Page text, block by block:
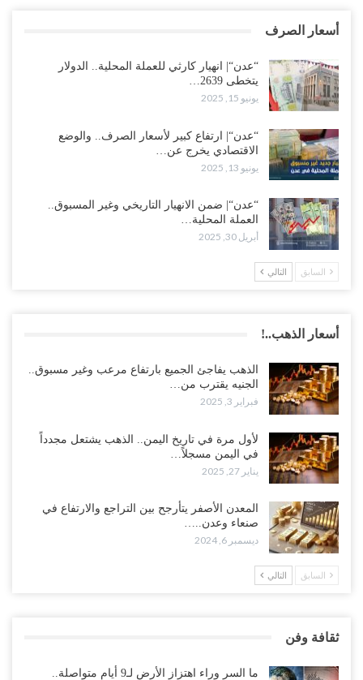
أسعار الصرف
“عدن“| انهيار كارثي للعملة المحلية.. الدولار
يتخطى 2639…
يونيو 15, 2025
“عدن“| ارتفاع كبير لأسعار الصرف.. والوضع
الاقتصادي يخرج عن…
يونيو 13, 2025
“عدن“| ضمن الانهيار التاريخي وغير المسبوق..
العملة المحلية…
أبريل 30, 2025
السابق التالي
أسعار الذهب..!
الذهب يفاجئ الجميع بارتفاع مرعب وغير مسبوق..
الجنيه يقترب من…
فبراير 3, 2025
لأول مرة في تاريخ اليمن.. الذهب يشتعل مجدداً
في اليمن مسجلاً…
يناير 27, 2025
المعدن الأصفر يتأرجح بين التراجع والارتفاع في
صنعاء وعدن..…
ديسمبر 6, 2024
السابق التالي
ثقافة وفن
ما السر وراء اهتزاز الأرض لـ9 أيام متواصلة..